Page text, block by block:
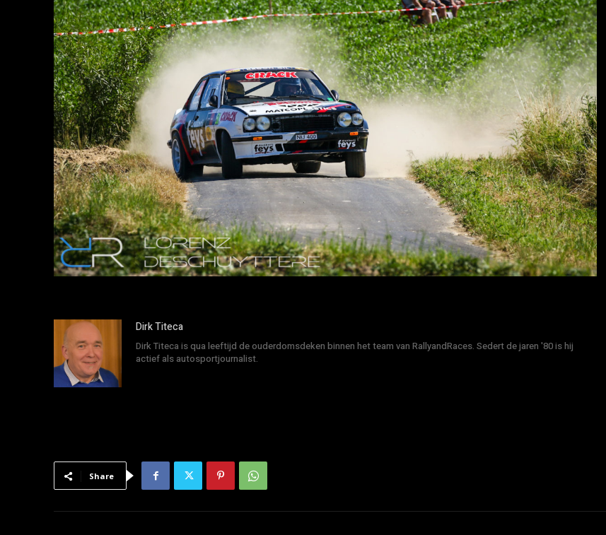
Dirk Titeca
Dirk Titeca is qua leeftijd de ouderdomsdeken binnen het team van RallyandRaces. Sedert de jaren '80 is hij
actief als autosportjournalist.
Share